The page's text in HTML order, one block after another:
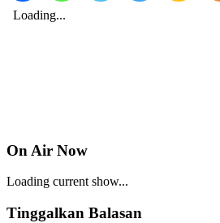
On Air Now
Loading current show...
Tinggalkan Balasan